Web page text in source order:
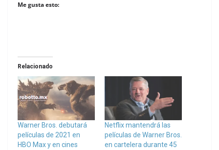
Me gusta esto:
Relacionado
Warner Bros. debutará
películas de 2021 en
HBO Max y en cines
Netflix mantendrá las
películas de Warner Bros.
en cartelera durante 45